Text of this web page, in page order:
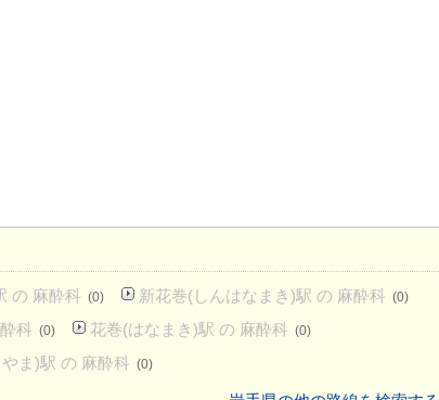
の 麻酔科 (0) 新花巻(しんはなまき)駅 の 麻酔科 (0)
科 (0) 花巻(はなまき)駅 の 麻酔科 (0)
ま)駅 の 麻酔科 (0)